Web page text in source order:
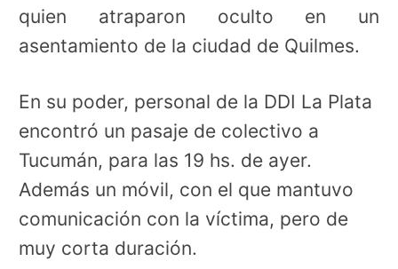
quien atraparon oculto en un
asentamiento de la ciudad de Quilmes.
En su poder, personal de la DDI La Plata
encontró un pasaje de colectivo a
Tucumán, para las 19 hs. de ayer.
Además un móvil, con el que mantuvo
comunicación con la víctima, pero de
muy corta duración.